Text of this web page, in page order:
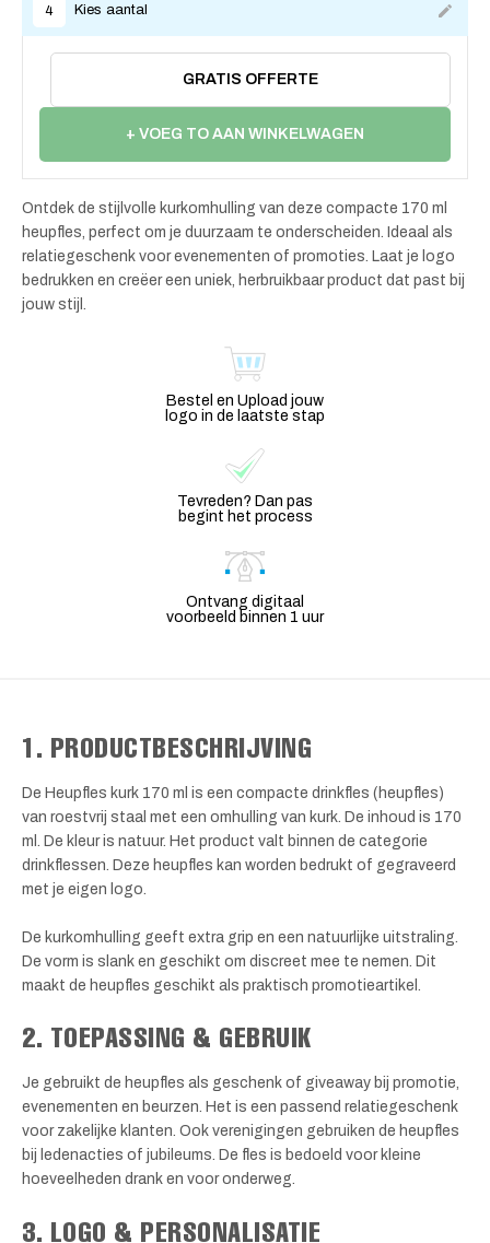
4 Kies aantal
GRATIS OFFERTE
+ VOEG TO AAN WINKELWAGEN
Ontdek de stijlvolle kurkomhulling van deze compacte 170 ml
heupfles, perfect om je duurzaam te onderscheiden. Ideaal als
relatiegeschenk voor evenementen of promoties. Laat je logo
bedrukken en creëer een uniek, herbruikbaar product dat past bij
jouw stijl.
Bestel en Upload jouw
logo in de laatste stap
Tevreden? Dan pas
begint het process
Ontvang digitaal
voorbeeld binnen 1 uur
1. PRODUCTBESCHRIJVING
De Heupfles kurk 170 ml is een compacte drinkfles (heupfles)
van roestvrij staal met een omhulling van kurk. De inhoud is 170
ml. De kleur is natuur. Het product valt binnen de categorie
drinkflessen. Deze heupfles kan worden bedrukt of gegraveerd
met je eigen logo.
De kurkomhulling geeft extra grip en een natuurlijke uitstraling.
De vorm is slank en geschikt om discreet mee te nemen. Dit
maakt de heupfles geschikt als praktisch promotieartikel.
2. TOEPASSING & GEBRUIK
Je gebruikt de heupfles als geschenk of giveaway bij promotie,
evenementen en beurzen. Het is een passend relatiegeschenk
voor zakelijke klanten. Ook verenigingen gebruiken de heupfles
bij ledenacties of jubileums. De fles is bedoeld voor kleine
hoeveelheden drank en voor onderweg.
3. LOGO & PERSONALISATIE